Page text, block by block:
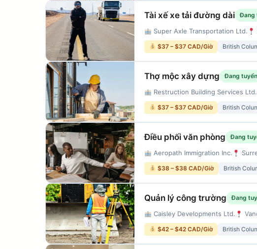
Tài xế xe tải đường dài Đang
Super Axle Transportation Ltd.
$37 – $37 CAD/Giờ British
Thợ mộc xây dựng Đang tuyển
Restruction Building Services Ltd.
$37 – $37 CAD/Giờ British
Điều phối văn phòng Đang
Aeropath Immigration Inc.
$38 – $38 CAD/Giờ British
Quản lý công trường Đang
Caisley Developments Ltd.
$42 – $42 CAD/Giờ British